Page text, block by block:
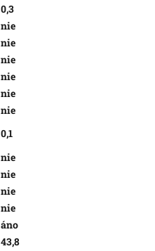
0,3
nie
nie
nie
nie
nie
nie
0,1
nie
nie
nie
nie
áno
43,8